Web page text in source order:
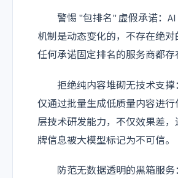
警惕 "包排名" 虚假承诺：AI
机制是动态变化的，不存在绝对
任何承诺固定排名的服务商都存
拒绝纯内容堆砌无技术支撑
仅通过批量生成低质量内容进
层技术研发能力，不仅效果差
牌信息被大模型标记为不可信。
防范无数据透明的黑箱服务